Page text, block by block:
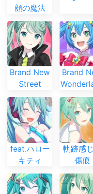
顔の魔法
Brand New
Street
Brand
feat.ハロー
キティ
軌跡感
傷痕